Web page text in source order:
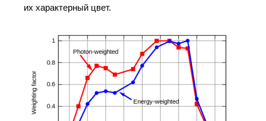
их характерный цвет.